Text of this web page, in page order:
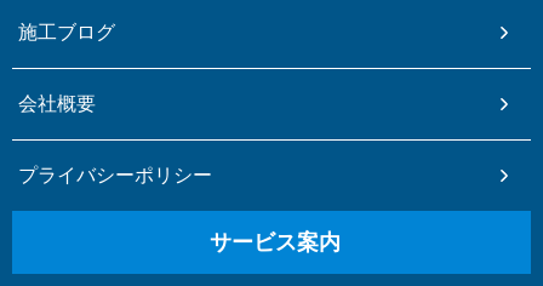
施工ブログ
会社概要
プライバシーポリシー
サービス案内